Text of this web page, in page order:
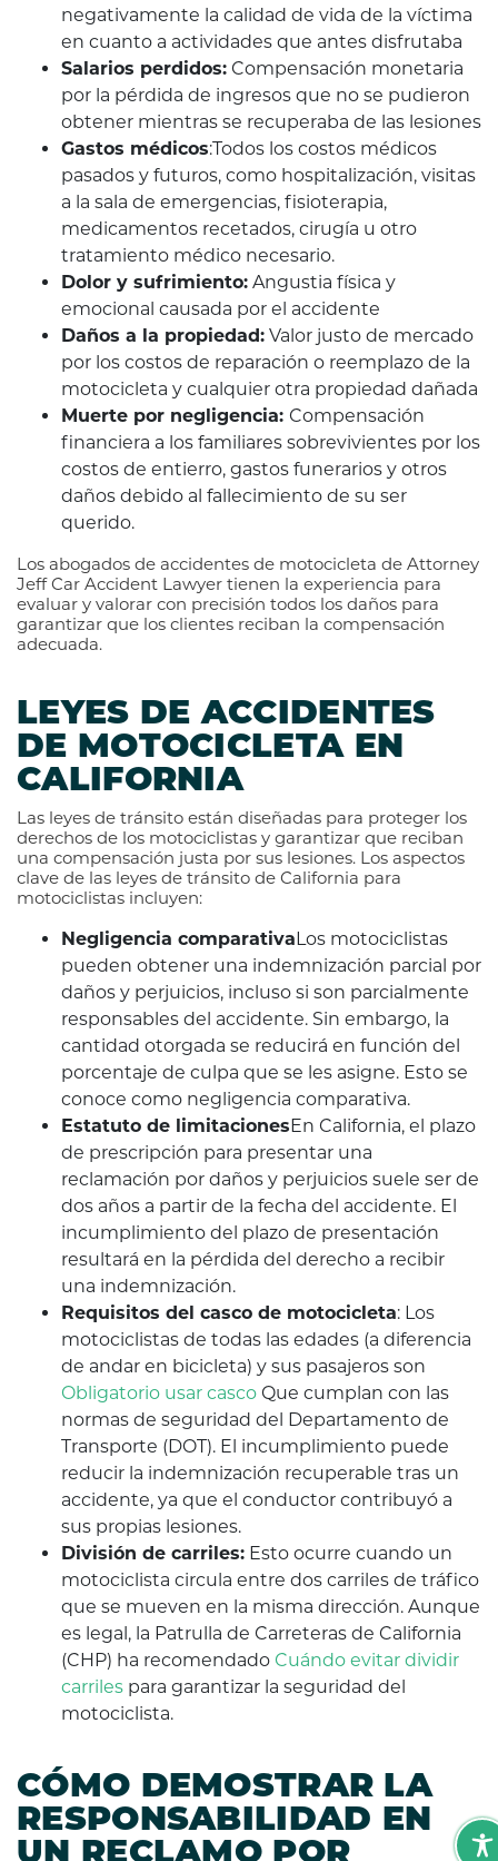
negativamente la calidad de vida de la víctima
en cuanto a actividades que antes disfrutaba
Salarios perdidos: Compensación monetaria
por la pérdida de ingresos que no se pudieron
obtener mientras se recuperaba de las lesiones
Gastos médicos:Todos los costos médicos
pasados y futuros, como hospitalización, visitas
a la sala de emergencias, fisioterapia,
medicamentos recetados, cirugía u otro
tratamiento médico necesario.
Dolor y sufrimiento: Angustia física y
emocional causada por el accidente
Daños a la propiedad: Valor justo de mercado
por los costos de reparación o reemplazo de la
motocicleta y cualquier otra propiedad dañada
Muerte por negligencia: Compensación
financiera a los familiares sobrevivientes por los
costos de entierro, gastos funerarios y otros
daños debido al fallecimiento de su ser
querido.
Los abogados de accidentes de motocicleta de Attorney
Jeff Car Accident Lawyer tienen la experiencia para
evaluar y valorar con precisión todos los daños para
garantizar que los clientes reciban la compensación
adecuada.
LEYES DE ACCIDENTES
DE MOTOCICLETA EN
CALIFORNIA
Las leyes de tránsito están diseñadas para proteger los
derechos de los motociclistas y garantizar que reciban
una compensación justa por sus lesiones. Los aspectos
clave de las leyes de tránsito de California para
motociclistas incluyen:
Negligencia comparativaLos motociclistas
pueden obtener una indemnización parcial por
daños y perjuicios, incluso si son parcialmente
responsables del accidente. Sin embargo, la
cantidad otorgada se reducirá en función del
porcentaje de culpa que se les asigne. Esto se
conoce como negligencia comparativa.
Estatuto de limitacionesEn California, el plazo
de prescripción para presentar una
reclamación por daños y perjuicios suele ser de
dos años a partir de la fecha del accidente. El
incumplimiento del plazo de presentación
resultará en la pérdida del derecho a recibir
una indemnización.
Requisitos del casco de motocicleta: Los
motociclistas de todas las edades (a diferencia
de andar en bicicleta) y sus pasajeros son
Obligatorio usar casco Que cumplan con las
normas de seguridad del Departamento de
Transporte (DOT). El incumplimiento puede
reducir la indemnización recuperable tras un
accidente, ya que el conductor contribuyó a
sus propias lesiones.
División de carriles: Esto ocurre cuando un
motociclista circula entre dos carriles de tráfico
que se mueven en la misma dirección. Aunque
es legal, la Patrulla de Carreteras de California
(CHP) ha recomendado Cuándo evitar dividir
carriles para garantizar la seguridad del
motociclista.
CÓMO DEMOSTRAR LA
RESPONSABILIDAD EN